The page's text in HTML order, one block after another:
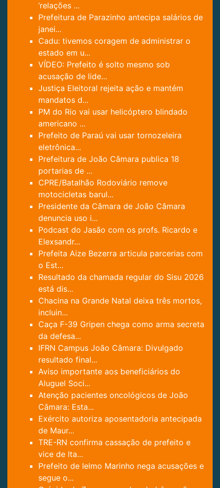
‘relações ...
Prefeitura de Parazinho antecipa salários de
janei...
Cadu: tivemos coragem de administrar o
estado em u...
VÍDEO: Prefeito é solto mesmo sob
acusação de lide...
Justiça Eleitoral rejeita ação e mantém
mandatos d...
PM do Rio vai usar helicóptero blindado
americano ...
Prefeito de Paraú vai usar tornozeleira
eletrônica...
Prefeitura de João Câmara publica 18
portarias de ...
CPRE/Batalhão Rodoviário remove
motocicletas barul...
Presidente da Câmara de João Câmara
denuncia uso i...
Podcast do Jasão com os profs. Ricardo e
Elexsandr...
Prefeita Aize Bezerra articula parcerias com
o Est...
Resultado da chamada regular do Sisu 2026
está dis...
Chacina na Grande Natal deixa três mortos,
incluin...
Caça F-39 Gripen chega como arma secreta
da defesa...
IFRN Campus João Câmara: Divulgado
resultado final...
Aviso importante aos beneficiários do
Aluguel Soci...
Atenção pacientes oncológicos de João
Câmara: Esta...
Exército autoriza aposentadoria antecipada
de Maur...
TRE-RN confirma cassação de prefeito e
vice de Ita...
Prefeito de Ielmo Marinho nega acusações e
segue o...